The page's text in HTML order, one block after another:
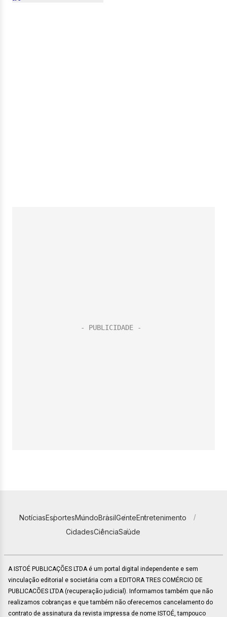
NotíciasEsportesMundoBrasilGenteEntretenimento
CidadesCiênciaSaúde
A ISTOÉ PUBLICAÇÕES LTDA é um portal digital independente e sem
vinculação editorial e societária com a EDITORA TRES COMÉRCIO DE
PUBLICACÕES LTDA (recuperação judicial). Informamos também que não
realizamos cobranças e que também não oferecemos cancelamento do
contrato de assinatura da revista impressa de nome ISTOÉ, tampouco